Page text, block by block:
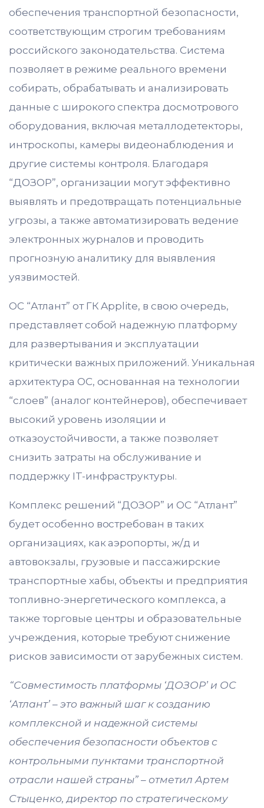
обеспечения транспортной безопасности,
соответствующим строгим требованиям
российского законодательства. Система
позволяет в режиме реального времени
собирать, обрабатывать и анализировать
данные с широкого спектра досмотрового
оборудования, включая металлодетекторы,
интроскопы, камеры видеонаблюдения и
другие системы контроля. Благодаря
“ДОЗОР”, организации могут эффективно
выявлять и предотвращать потенциальные
угрозы, а также автоматизировать ведение
электронных журналов и проводить
прогнозную аналитику для выявления
уязвимостей.
ОС “Атлант” от ГК Applite, в свою очередь,
представляет собой надежную платформу
для развертывания и эксплуатации
критически важных приложений. Уникальная
архитектура ОС, основанная на технологии
“слоев” (аналог контейнеров), обеспечивает
высокий уровень изоляции и
отказоустойчивости, а также позволяет
снизить затраты на обслуживание и
поддержку IT-инфраструктуры.
Комплекс решений “ДОЗОР” и ОС “Атлант”
будет особенно востребован в таких
организациях, как аэропорты, ж/д и
автовокзалы, грузовые и пассажирские
транспортные хабы, объекты и предприятия
топливно-энергетического комплекса, а
также торговые центры и образовательные
учреждения, которые требуют снижение
рисков зависимости от зарубежных систем.
“Совместимость платформы ‘ДОЗОР’ и ОС
‘Атлант’ – это важный шаг к созданию
комплексной и надежной системы
обеспечения безопасности объектов с
контрольными пунктами транспортной
отрасли нашей страны” – отметил Артем
Стыценко, директор по стратегическому